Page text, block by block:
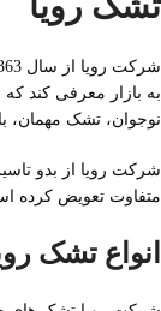
به بازار معرفی کند
نوجوان، تشک
شرکت رویا از بدو
متفاوت تعویض کرده
انواع تشک